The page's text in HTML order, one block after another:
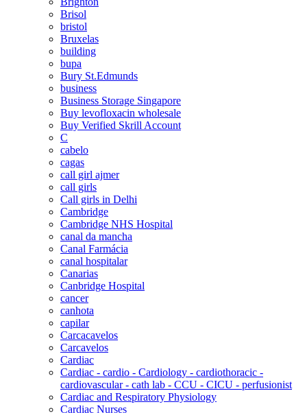
Brisol
bristol
Bruxelas
building
bupa
Bury St.Edmunds
business
Business Storage Singapore
Buy levofloxacin wholesale
Buy Verified Skrill Account
C
cabelo
cagas
call girl ajmer
call girls
Call girls in Delhi
Cambridge
Cambridge NHS Hospital
canal da mancha
Canal Farmácia
canal hospitalar
Canarias
Canbridge Hospital
cancer
canhota
capilar
Carcacavelos
Carcavelos
Cardiac
Cardiac - cardio - Cardiology - cardiothoracic -
cardiovascular - cath lab - CCU - CICU - perfusionist
Cardiac and Respiratory Physiology
Cardiac Nurses